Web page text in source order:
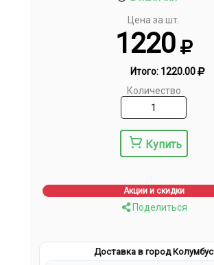
Цена за шт.
1220
Итого: 1220.00
Количество
Купить
Акции и скидки
Поделиться
Доставка в город Колумбус